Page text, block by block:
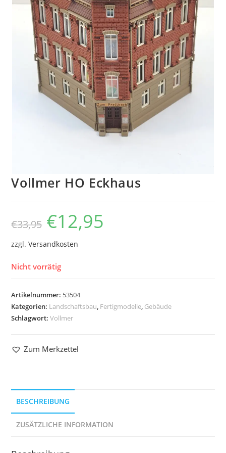
Vollmer HO Eckhaus
€33,95 €12,95
zzgl.Versandkosten
Nicht vorrätig
Artikelnummer: 53504
Kategorien: Landschaftsbau Fertigmodelle Gebäude
Schlagwort:Vollmer
Zum Merkzettel
BESCHREIBUNG
ZUSÄTZLICHE INFORMATION